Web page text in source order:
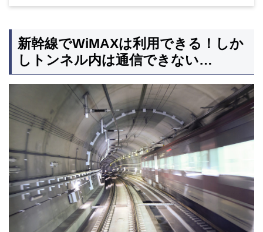
新幹線でWiMAXは利用できる！しか
しトンネル内は通信できない…